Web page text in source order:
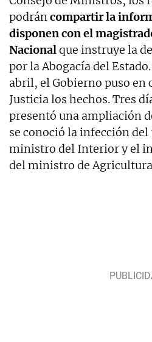
podráncompartir la
disponen con el
Nacionalque instruye la
por la Abogacía del
abril, el Gobierno puso en
Justicia los hechos. Tres
presentó una ampliación
se conoció la infección
ministro del Interior y el
del ministro de